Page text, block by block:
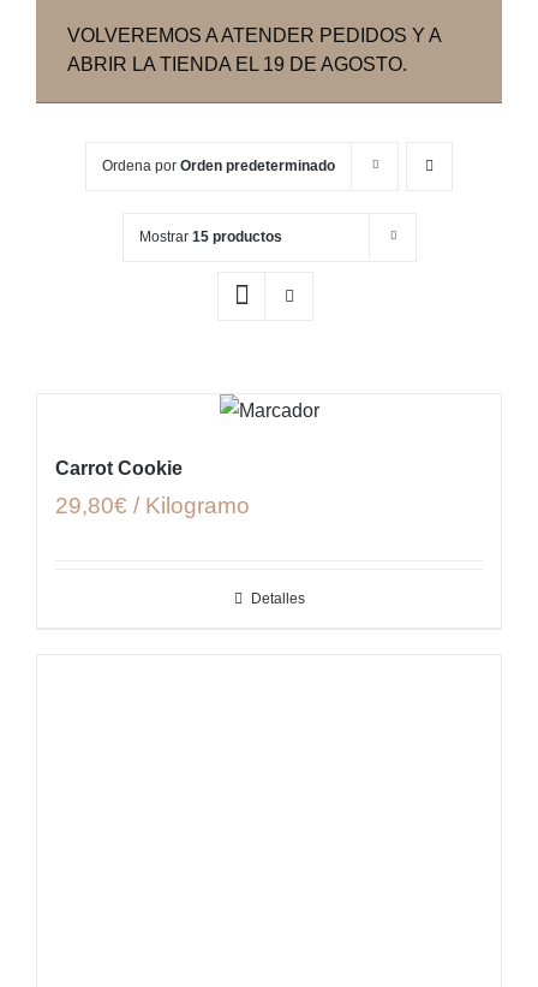
VOLVEREMOS A ATENDER PEDIDOS Y A
ABRIR LA TIENDA EL 19 DE AGOSTO.
Ordena por Orden predeterminado
Mostrar 15 productos
Carrot Cookie
29,80€ / Kilogramo
Detalles